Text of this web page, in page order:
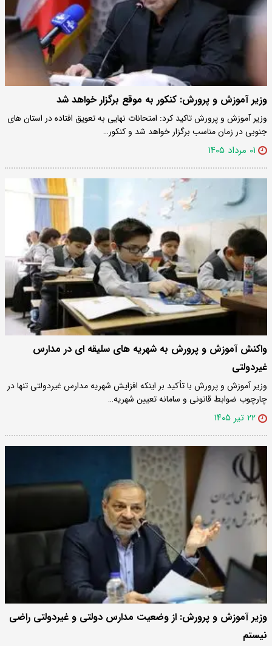
وزیر آموزش و پرورش: کنکور به موقع برگزار خواهد شد
وزیر آموزش و پرورش تاکید کرد: امتحانات نهایی به تعویق افتاده در استان های
جنوبی در زمان مناسب برگزار خواهد شد و کنکور…
۰۱ مرداد ۱۴۰۵
واکنش آموزش و پرورش به شهریه های سلیقه ای در مدارس
غیردولتی
وزیر آموزش و پرورش با تأکید بر اینکه افزایش شهریه مدارس غیردولتی تنها در
چارچوب ضوابط قانونی و سامانه تعیین شهریه…
۲۲ تیر ۱۴۰۵
وزیر آموزش و پرورش: از وضعیت مدارس دولتی و غیردولتی راضی
نیستم